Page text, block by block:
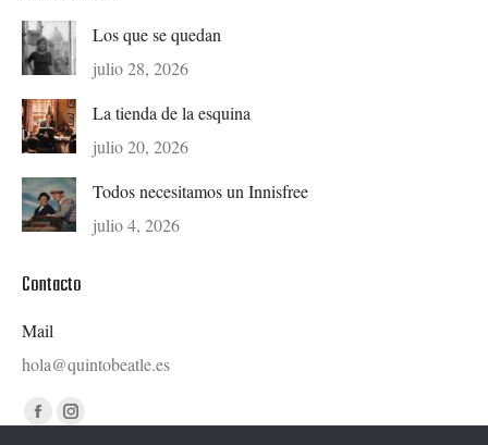
Los que se quedan
julio 28, 2026
La tienda de la esquina
julio 20, 2026
Todos necesitamos un Innisfree
julio 4, 2026
Contacto
Mail
hola@quintobeatle.es
Find us on:
FacebookInstagram